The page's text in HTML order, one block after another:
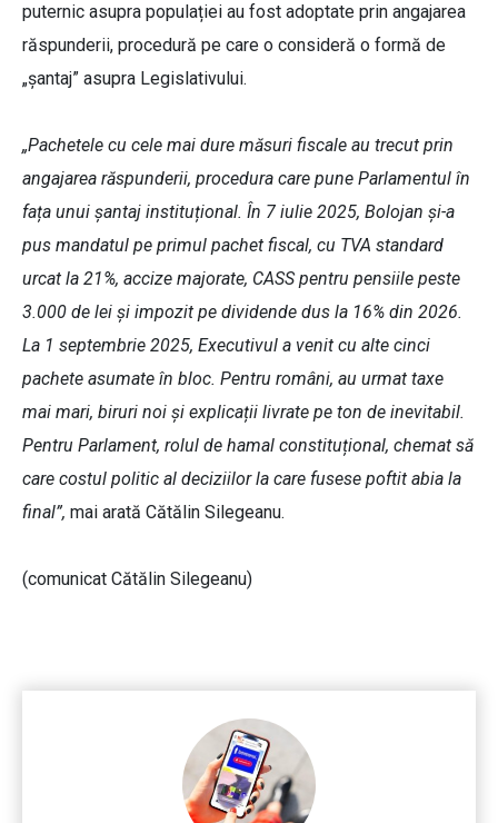
puternic asupra populației au fost adoptate prin angajarea
răspunderii, procedură pe care o consideră o formă de
„șantaj” asupra Legislativului.
„Pachetele cu cele mai dure măsuri fiscale au trecut prin
angajarea răspunderii, procedura care pune Parlamentul în
fața unui șantaj instituțional. În 7 iulie 2025, Bolojan și-a
pus mandatul pe primul pachet fiscal, cu TVA standard
urcat la 21%, accize majorate, CASS pentru pensiile peste
3.000 de lei și impozit pe dividende dus la 16% din 2026.
La 1 septembrie 2025, Executivul a venit cu alte cinci
pachete asumate în bloc. Pentru români, au urmat taxe
mai mari, biruri noi și explicații livrate pe ton de inevitabil.
Pentru Parlament, rolul de hamal constituțional, chemat să
care costul politic al deciziilor la care fusese poftit abia la
final”, mai arată Cătălin Silegeanu.
(comunicat Cătălin Silegeanu)